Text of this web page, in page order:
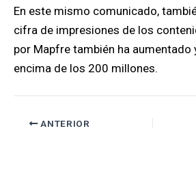
En este mismo comunicado,
cifra de impresiones de los
por Mapfre también ha aumentado
encima de los 200 millones.
ANTERIOR